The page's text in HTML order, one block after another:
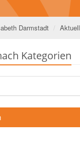
Darmstadt Aktuell
Kategorien